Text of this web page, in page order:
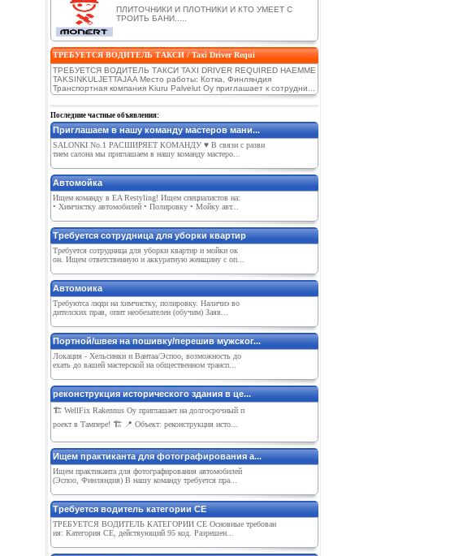
ПЛИТОЧНИКИ И ПЛОТНИКИ И КТО УМЕЕТ С
ТРОИТЬ БАНИ.....
ТРЕБУЕТСЯ ВОДИТЕЛЬ ТАКСИ / Taxi Driver Requi
ТРЕБУЕТСЯ ВОДИТЕЛЬ ТАКСИ TAXI DRIVER REQUIRED HAEMME
TAKSINKULJETTAJAA Место работы: Котка, Финляндия
Транспортная компания Kiuru Palvelut Oy приглашает к сотрудни...
Последние частные объявления:
Приглашаем в нашу команду мастеров мани...
SALONKI No.1 РАСШИРЯЕТ КОМАНДУ ♥️ В связи с разви
тием салона мы приглашаем в нашу команду мастеро...
Автомойка
Ищем команду в EA Restyling! Ищем специалистов на:
• Химчистку автомобилей • Полировку • Мойку авт...
Требуется сотрудница для уборки квартир
Требуется сотрудница для уборки квартир и мойки ок
он. Ищем ответственную и аккуратную женщину с оп...
Автомоика
Трeбуютса люди на xимчистку, полировку. Наличиэ во
дитeлскиx прав, опит нeобeзатeлeн (обучим) Заяв...
Портной/швея на пошивку/перешив мужског...
Локация - Хельсинки и Вантаа/Эспоо, возможность до
ехать до вашей мастерской на общественном трансп...
реконструкция исторического здания в це...
🏗 WellFix Rakennus Oy приглашает на долгосрочный п
роект в Тампере! 🏗 📍 Объект: реконструкция исто...
Ищем практиканта для фотографирования а...
Ищем практиканта для фотографирования автомобилей
(Эспоо, Финляндия) В нашу команду требуется пра...
Требуется водитель категории СЕ
ТРЕБУЕТСЯ ВОДИТЕЛЬ КАТЕГОРИИ СЕ Основные требован
ия: Категория CE, действующий 95 код. Разрешен...